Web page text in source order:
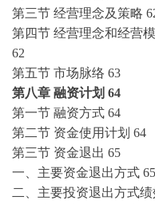
第三节 经营理念及策略
第四节 经营理念和经营
62
第五节 市场脉络 63
第八章 融资计划 64
第一节 融资方式 64
第二节 资金使用计划 64
第三节 资金退出 65
一、主要资金退出方式 65
二、主要投资退出方式